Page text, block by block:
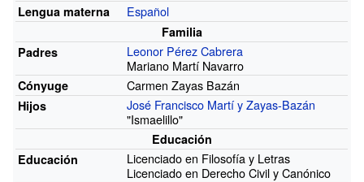
Lengua materna Español
Familia
Padres
Leonor Pérez Cabrera
Mariano Martí Navarro
Cónyuge Carmen Zayas Bazán
Hijos
José Francisco Martí y Zayas-Bazán
"Ismaelillo"
Educación
Educación
Licenciado en Filosofía y Letras
Licenciado en Derecho Civil y Canónico